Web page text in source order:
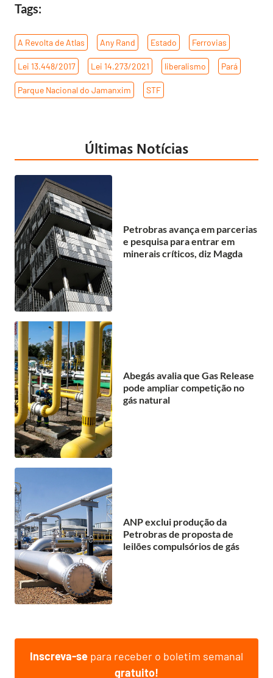
Tags:
A Revolta de Atlas Any Rand Estado Ferrovias
Lei 13.448/2017 Lei 14.273/2021 liberalismo Pará
Parque Nacional do Jamanxim STF
Últimas Notícias
Petrobras avança em parcerias
e pesquisa para entrar em
minerais críticos, diz Magda
Abegás avalia que Gas Release
pode ampliar competição no
gás natural
ANP exclui produção da
Petrobras de proposta de
leilões compulsórios de gás
Inscreva-se para receber o boletim semanal
gratuito!